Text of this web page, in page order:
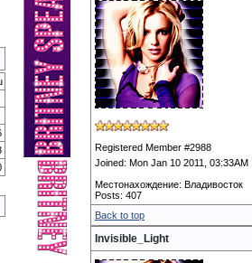
Registered Member #2988
Joined: Mon Jan 10 2011, 03:33AM
Местонахождение: Владивосток
Posts: 407
Back to top
Invisible_Light